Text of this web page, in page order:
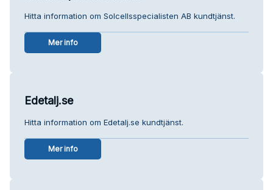
Hitta information om Solcellsspecialisten AB kundtjänst.
Mer info
Edetalj.se
Hitta information om Edetalj.se kundtjänst.
Mer info